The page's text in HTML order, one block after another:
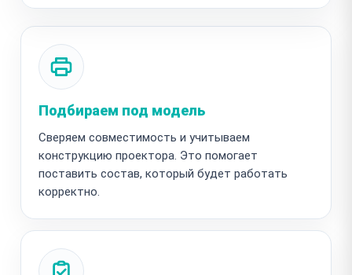
Подбираем под модель
Сверяем совместимость и учитываем
конструкцию проектора. Это помогает
поставить состав, который будет работать
корректно.